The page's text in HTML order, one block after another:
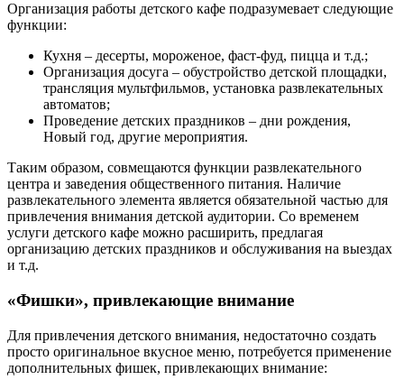
Организация работы детского кафе подразумевает следующие
функции:
Кухня – десерты, мороженое, фаст-фуд, пицца и т.д.;
Организация досуга – обустройство детской площадки,
трансляция мультфильмов, установка развлекательных
автоматов;
Проведение детских праздников – дни рождения,
Новый год, другие мероприятия.
Таким образом, совмещаются функции развлекательного
центра и заведения общественного питания. Наличие
развлекательного элемента является обязательной частью для
привлечения внимания детской аудитории. Со временем
услуги детского кафе можно расширить, предлагая
организацию детских праздников и обслуживания на выездах
и т.д.
«Фишки», привлекающие внимание
Для привлечения детского внимания, недостаточно создать
просто оригинальное вкусное меню, потребуется применение
дополнительных фишек, привлекающих внимание: